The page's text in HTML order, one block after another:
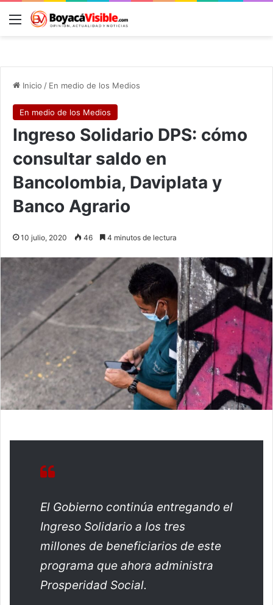
Menú
Inicio / En medio de los Medios
En medio de los Medios
Ingreso Solidario DPS: cómo
consultar saldo en
Bancolombia, Daviplata y
Banco Agrario
10 julio, 2020 46 4 minutos de lectura
El Gobierno continúa entregando el
Ingreso Solidario a los tres
millones de beneficiarios de este
programa que ahora administra
Prosperidad Social.